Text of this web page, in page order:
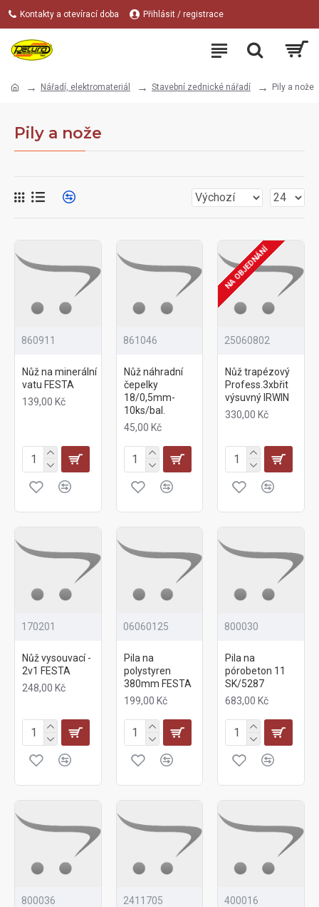
Kontakty a otevírací doba Přihlásit / registrace
Nářadí, elektromateriál Stavební zednické nářadí Pily a nože
Pily a nože
860911
Nůž na minerální
vatu FESTA
139,00 Kč
861046
Nůž náhradní
čepelky
18/0,5mm-
10ks/bal.
45,00 Kč
NA OBJEDNÁNÍ
25060802
Nůž trapézový
Profess.3xbřit
výsuvný IRWIN
330,00 Kč
170201
Nůž vysouvací -
2v1 FESTA
248,00 Kč
06060125
Pila na
polystyren
380mm FESTA
199,00 Kč
800030
Pila na
pórobeton 11
SK/5287
683,00 Kč
800036 2411705 400016